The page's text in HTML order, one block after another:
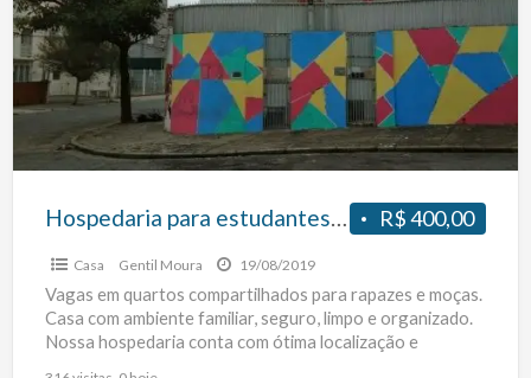
e
profissionais
no
metro
São
Joaquim
R$ 400,00
Hospedaria para estudantes e profissionais no metro São Joaquim
Casa Gentil Moura 19/08/2019
Vagas em quartos compartilhados para rapazes e moças.
Casa com ambiente familiar, seguro, limpo e organizado.
Nossa hospedaria conta com ótima localização e